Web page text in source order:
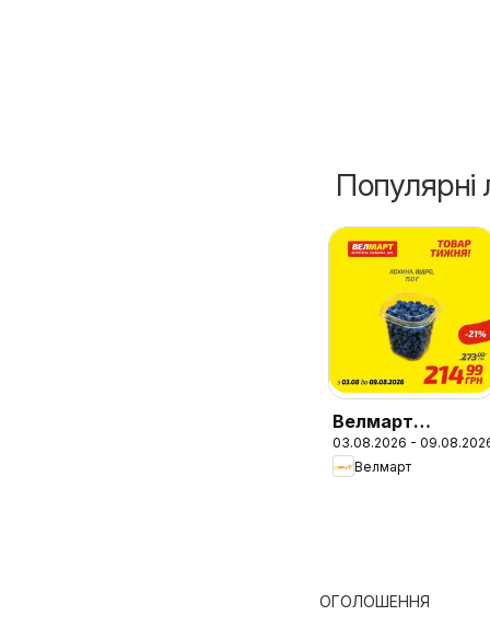
Популярні
Велмарт
Поточний
каталог
03.08.2026 - 09.08.2026
Велмарт
ОГОЛОШЕННЯ